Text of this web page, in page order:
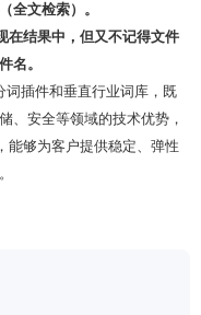
全文检索）。
在结果中，但又不记得文件
名。
插件和垂直行业词库，既
、安全等领域的技术优势，
能够为客户提供稳定、弹性